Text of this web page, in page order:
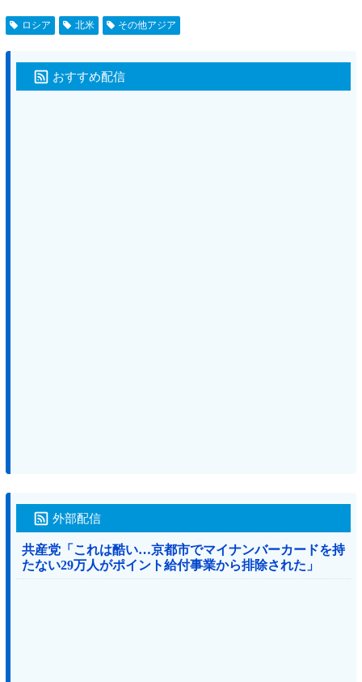
ロシア 北米 その他アジア
おすすめ配信
外部配信
共産党「これは酷い…京都市でマイナンバーカードを持
たない29万人がポイント給付事業から排除された」